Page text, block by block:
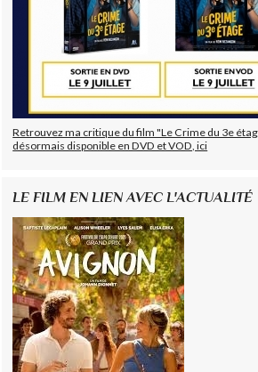
Retrouvez ma critique du film "Le Crime du 3e
désormais disponible en DVD et VOD, ici
LE FILM EN LIEN AVEC L'ACTUALITÉ